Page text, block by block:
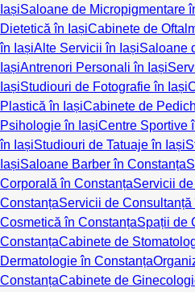
IașiSaloane de Micropigmentare
Dietetică în IașiCabinete de
în IașiAlte Servicii în IașiSaloane
IașiAntrenori Personali în Iași
IașiStudiouri de Fotografie în Iași
Plastică în IașiCabinete de
Psihologie în IașiCentre Sportive
în IașiStudiouri de Tatuaje în Iași
IașiSaloane Barber în Constanța
Corporală în ConstanțaServicii
ConstanțaServicii de Consultanță
Cosmetică în ConstanțaSpații de
ConstanțaCabinete de
Dermatologie în Constanța
ConstanțaCabinete de